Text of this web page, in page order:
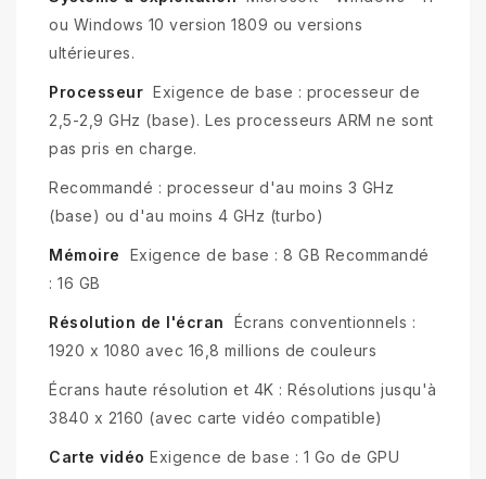
ou Windows 10 version 1809 ou versions
ultérieures.
Processeur Exigence de base : processeur de
2,5-2,9 GHz (base). Les processeurs ARM ne sont
pas pris en charge.
Recommandé : processeur d'au moins 3 GHz
(base) ou d'au moins 4 GHz (turbo)
Mémoire
Exigence de base : 8 GB Recommandé
: 16 GB
Résolution de l'écran
Écrans conventionnels :
1920 x 1080 avec 16,8 millions de couleurs
Écrans haute résolution et 4K : Résolutions jusqu'à
3840 x 2160 (avec carte vidéo compatible)
Carte vidéo Exigence de base : 1 Go de GPU